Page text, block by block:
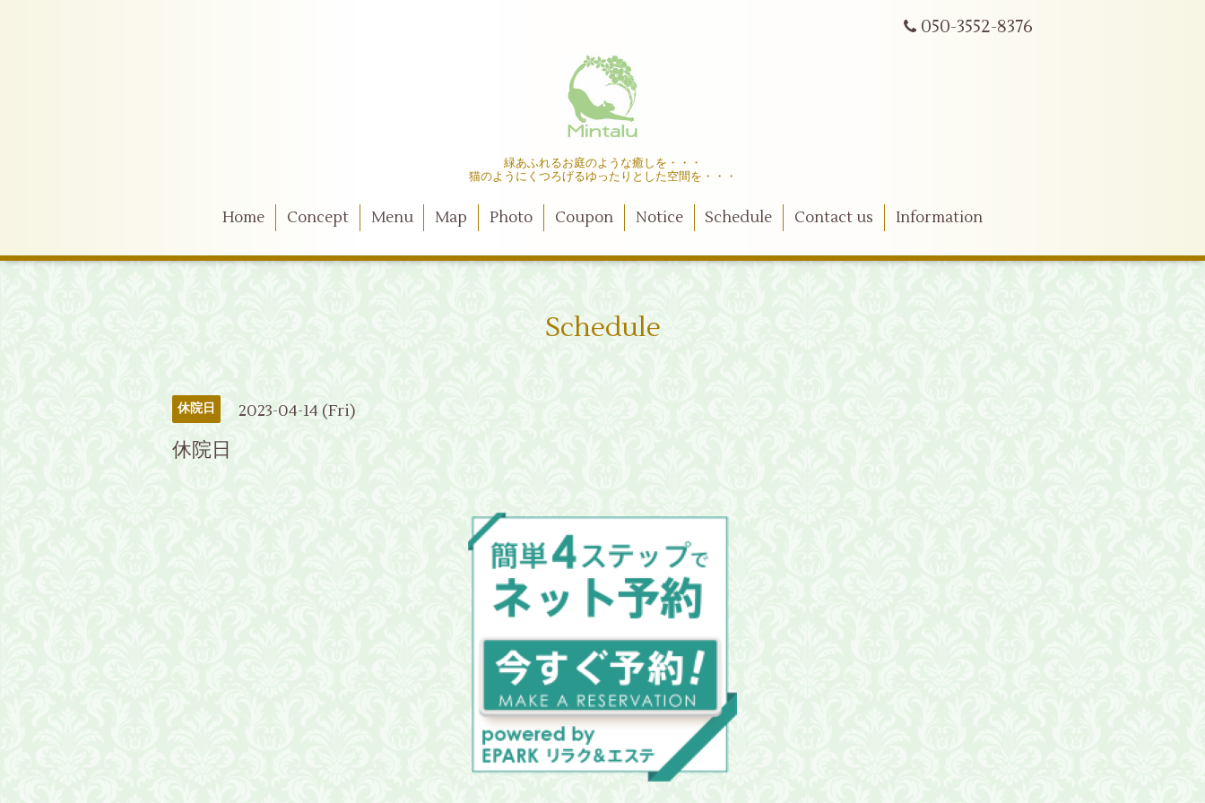
050-3552-8376
緑あふれるお庭のような癒しを・・・
猫のようにくつろげるゆったりとした空間を・・・
Home Concept Menu Map Photo Coupon Notice Schedule Contact us Information
Schedule
休院日 2023-04-14 (Fri)
休院日